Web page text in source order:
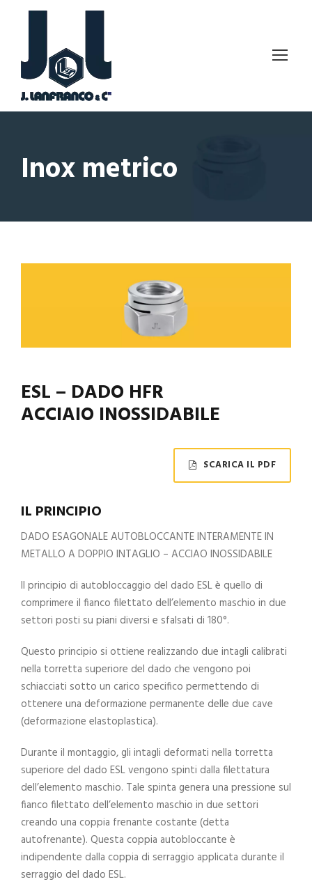
Inox metrico
ESL – DADO HFR
ACCIAIO INOSSIDABILE
SCARICA IL PDF
IL PRINCIPIO
DADO ESAGONALE AUTOBLOCCANTE INTERAMENTE IN
METALLO A DOPPIO INTAGLIO – ACCIAO INOSSIDABILE
Il principio di autobloccaggio del dado ESL è quello di
comprimere il fianco filettato dell’elemento maschio in due
settori posti su piani diversi e sfalsati di 180°.
Questo principio si ottiene realizzando due intagli calibrati
nella torretta superiore del dado che vengono poi
schiacciati sotto un carico specifico permettendo di
ottenere una deformazione permanente delle due cave
(deformazione elastoplastica).
Durante il montaggio, gli intagli deformati nella torretta
superiore del dado ESL vengono spinti dalla filettatura
dell’elemento maschio. Tale spinta genera una pressione sul
fianco filettato dell’elemento maschio in due settori
creando una coppia frenante costante (detta
autofrenante). Questa coppia autobloccante è
indipendente dalla coppia di serraggio applicata durante il
serraggio del dado ESL.